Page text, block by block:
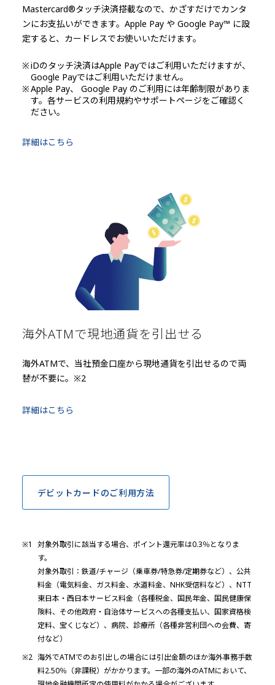
Mastercard®タッチ決済搭載なので、かざすだけでカンタ
ンにお支払いができます。Apple Pay や Google Pay™ に設
定すると、カードレスでお使いいただけます。
※iDのタッチ決済はApple Payではご利用いただけますが、
Google Payではご利用いただけません。
※Apple Pay、 Google Pay のご利用には年齢制限がありま
す。各サービスの利用規約やサポートページをご確認く
ださい。
詳細はこちら
海外ATMで現地通貨を引出せる
海外ATMで、当社預金口座から現地通貨を引出せるので両
替が不要に。※2
詳細はこちら
デビットカードのご利用方法
※1
対象外取引に該当する場合、ポイント還元率は0.3％となりま
す。
対象外取引：鉄道/チャージ（乗車券/特急券/定期券など）、公共
料金（電気料金、ガス料金、水道料金、NHK受信料など）、NTT
東日本・西日本サービス料金（各種税金、国民年金、国民健康保
険料、その他政府・自治体サービスへの各種支払い、国家資格検
定料、宝くじなど）、病院、診療所（各種非営利団への会費、寄
付など）
※2 海外でATMでのお引出しの場合には引出金額のほか海外事務手数
料2.50％（非課税）がかかります。一部の海外のATMにおいて、